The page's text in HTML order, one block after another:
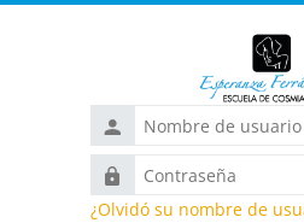
Nombre
de
usuario
Contraseña
¿Olvidó su nombre de